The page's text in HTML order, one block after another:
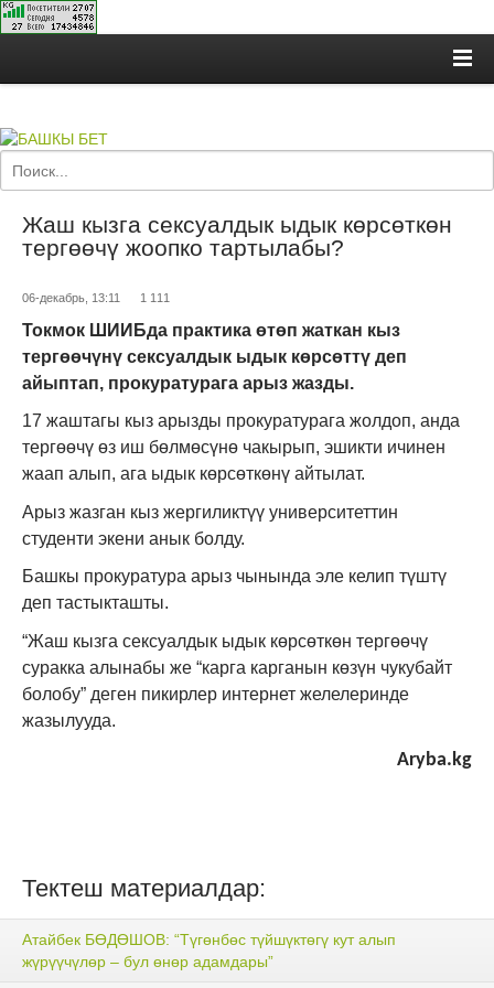
Жаш кызга сексуалдык ыдык көрсөткөн
тергөөчү жоопко тартылабы?
06-декабрь, 13:11 1 111
Токмок ШИИБда практика өтөп жаткан кыз
тергөөчүнү сексуалдык ыдык көрсөттү деп
айыптап, прокуратурага арыз жазды.
17 жаштагы кыз арызды прокуратурага жолдоп, анда
тергөөчү өз иш бөлмөсүнө чакырып, эшикти ичинен
жаап алып, ага ыдык көрсөткөнү айтылат.
Арыз жазган кыз жергиликтүү университеттин
студенти экени анык болду.
Башкы прокуратура арыз чынында эле келип түштү
деп тастыкташты.
“Жаш кызга сексуалдык ыдык көрсөткөн тергөөчү
суракка алынабы же “карга карганын көзүн чукубайт
болобу” деген пикирлер интернет желелеринде
жазылууда.
Aryba.kg
Тектеш материалдар:
Атайбек БӨДӨШОВ: “Түгөнбөс түйшүктөгү кут алып
жүрүүчүлөр – бул өнөр адамдары”